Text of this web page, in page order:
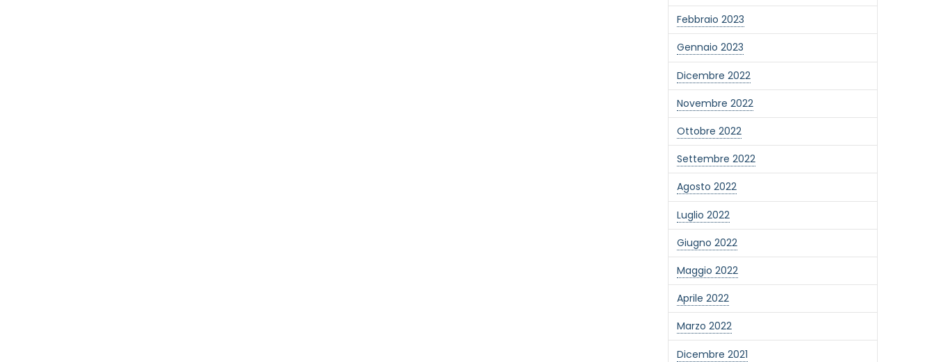
Febbraio 2023
Gennaio 2023
Dicembre 2022
Novembre 2022
Ottobre 2022
Settembre 2022
Agosto 2022
Luglio 2022
Giugno 2022
Maggio 2022
Aprile 2022
Marzo 2022
Dicembre 2021